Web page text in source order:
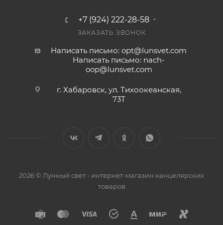
+7 (924) 222-28-58
ЗАКАЗАТЬ ЗВОНОК
Написать письмо: opt@lunsvet.com
Написать письмо: nach-
oop@lunsvet.com
г. Хабаровск, ул. Тихоокеанская,
73Т
2026 © Лунный свет - интернет-магазин канцелярских
товаров